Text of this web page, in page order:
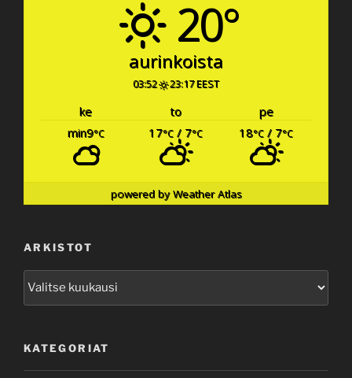
20°
aurinkoista
03:52 23:17 EEST
ke to
pe
min9°C 17°C / 7°C 18°C / 7°C
powered byWeather Atlas
ARKISTOT
KATEGORIAT